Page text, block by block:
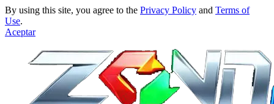
By using this site, you agree to the Privacy Policy and Terms of
Use.
Aceptar